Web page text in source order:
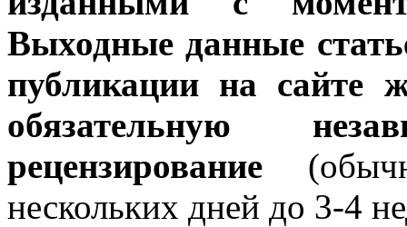
Выходные данные
публикации на сайте
обязательную
рецензирование
нескольких дней до 3-4